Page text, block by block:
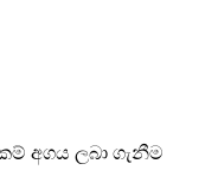
අගය ලබා ගැනීම